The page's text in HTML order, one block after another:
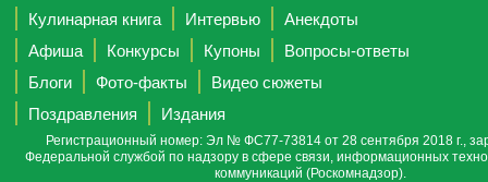
Кулинарная книга
Интервью
Анекдоты
Афиша
Конкурсы Купоны
Вопросы-ответы
Блоги
Фото-факты
Видео сюжеты
Поздравления
Издания
Регистрационный номер: Эл № ФС77-73814 от 28 сентября 2018 г.,
Федеральной службой по надзору в сфере связи, информационных
коммуникаций (Роскомнадзор).